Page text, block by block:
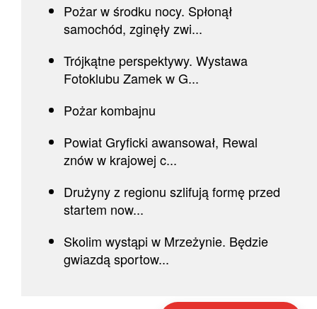
Pożar w środku nocy. Spłonął
samochód, zginęły zwi...
Trójkątne perspektywy. Wystawa
Fotoklubu Zamek w G...
Pożar kombajnu
Powiat Gryficki awansował, Rewal
znów w krajowej c...
Drużyny z regionu szlifują formę przed
startem now...
Skolim wystąpi w Mrzeżynie. Będzie
gwiazdą sportow...